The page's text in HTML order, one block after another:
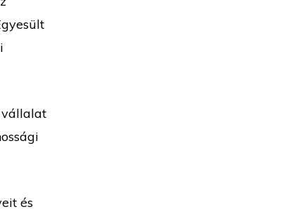
vállalat
és